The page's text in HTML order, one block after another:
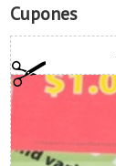
Cupones